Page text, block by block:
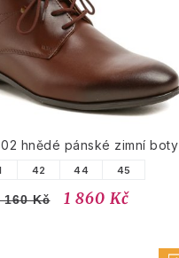
hnědé pánské zimní boty
42 44 45
160 Kč 1 860 Kč